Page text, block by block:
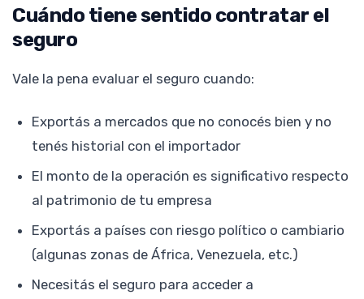
Cuándo tiene sentido contratar el
seguro
Vale la pena evaluar el seguro cuando:
Exportás a mercados que no conocés bien y no
tenés historial con el importador
El monto de la operación es significativo respecto
al patrimonio de tu empresa
Exportás a países con riesgo político o cambiario
(algunas zonas de África, Venezuela, etc.)
Necesitás el seguro para acceder a